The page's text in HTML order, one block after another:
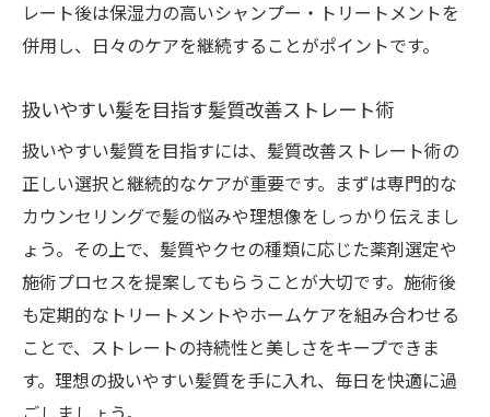
レート後は保湿力の高いシャンプー・トリートメントを
併用し、日々のケアを継続することがポイントです。
扱いやすい髪を目指す髪質改善ストレート術
扱いやすい髪質を目指すには、髪質改善ストレート術の
正しい選択と継続的なケアが重要です。まずは専門的な
カウンセリングで髪の悩みや理想像をしっかり伝えまし
ょう。その上で、髪質やクセの種類に応じた薬剤選定や
施術プロセスを提案してもらうことが大切です。施術後
も定期的なトリートメントやホームケアを組み合わせる
ことで、ストレートの持続性と美しさをキープできま
す。理想の扱いやすい髪質を手に入れ、毎日を快適に過